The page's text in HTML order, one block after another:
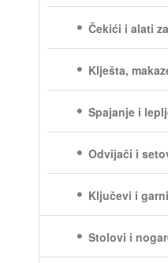
Čekići i alati
Klješta,
Spajanje i
Odvijači i
Ključevi i
Stolovi i